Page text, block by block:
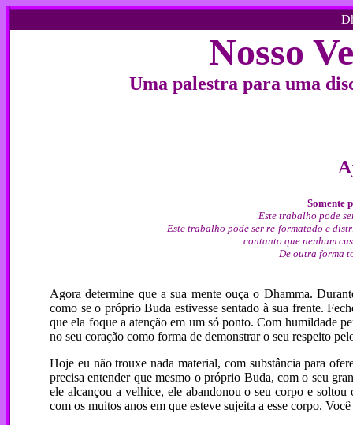
Nosso
Uma palestra para uma
Somente
Este trabalho pode
Este trabalho pode ser re-formatado e
contanto que nenhum
De outra forma
Agora determine que a sua mente ouça o Dhamma.
como se o próprio Buda estivesse sentado à sua frente.
que ela foque a atenção em um só ponto. Com humildade
no seu coração como forma de demonstrar o seu respeito
Hoje eu não trouxe nada material, com substância para
precisa entender que mesmo o próprio Buda, com o seu
ele alcançou a velhice, ele abandonou o seu corpo e
com os muitos anos em que esteve sujeita a esse corpo.